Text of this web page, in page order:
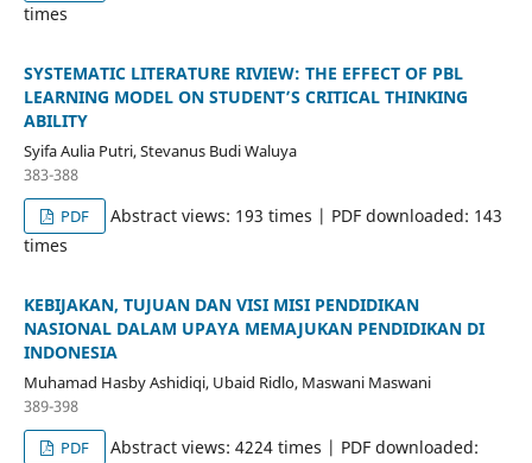
times
SYSTEMATIC LITERATURE RIVIEW: THE EFFECT OF PBL
LEARNING MODEL ON STUDENT’S CRITICAL THINKING
ABILITY
Syifa Aulia Putri, Stevanus Budi Waluya
383-388
PDF
Abstract views: 193 times | PDF downloaded: 143
times
KEBIJAKAN, TUJUAN DAN VISI MISI PENDIDIKAN
NASIONAL DALAM UPAYA MEMAJUKAN PENDIDIKAN DI
INDONESIA
Muhamad Hasby Ashidiqi, Ubaid Ridlo, Maswani Maswani
389-398
PDF
Abstract views: 4224 times | PDF downloaded: